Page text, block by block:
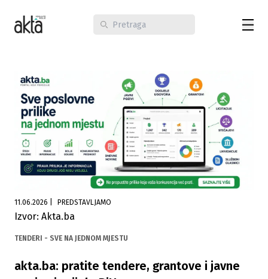
11.06.2026 PREDSTAVLJAMO
Izvor: Akta.ba
TENDERI - SVE NA JEDNOM MJESTU
akta.ba: pratite tendere, grantove i javne